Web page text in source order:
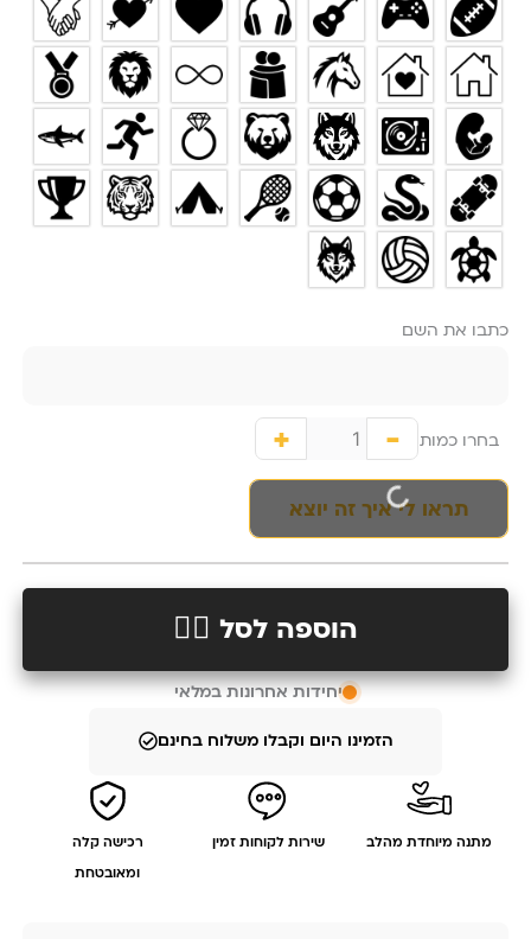
כתבו את השם
בחרו כמות -
+
תראו לי איך זה יוצא
הוספה לסל 👉🏻
יחידות אחרונות במלאי
הזמינו היום וקבלו משלוח בחינם
מתנה מיוחדת מהלב שירות לקוחות זמין
רכישה קלה
ומאובטחת